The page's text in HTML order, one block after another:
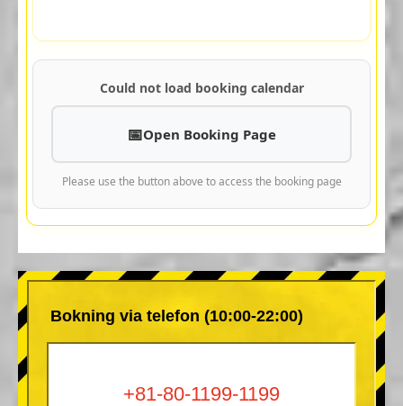
Could not load booking calendar
Open Booking Page
Please use the button above to access the booking page
Bokning via telefon (10:00-22:00)
+81-80-1199-1199